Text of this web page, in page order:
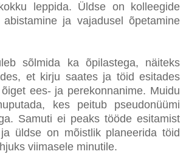
leppida. Üldse on kolleegide
ja vajadusel õpetamine
sõlmida ka õpilastega, näiteks
et kirju saates ja töid esitades
ees- ja perekonnanime. Muidu
kes peitub pseudonüümi
Samuti ei peaks tööde esitamist
üldse on mõistlik planeerida töid
viimasele minutile.